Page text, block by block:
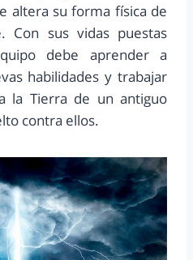
altera su forma física de
Con sus vidas puestas
debe aprender a
habilidades y trabajar
la Tierra de un antiguo
contra ellos.